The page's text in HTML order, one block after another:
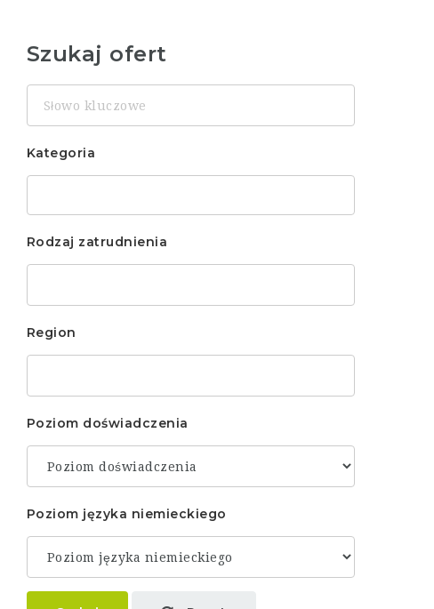
Szukaj ofert
Słowo
kluczowe
Kategoria
Rodzaj zatrudnienia
Region
Poziom doświadczenia
Poziom języka niemieckiego